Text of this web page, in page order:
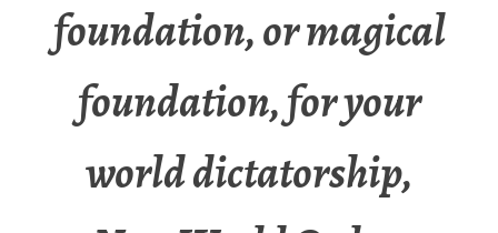
foundation, or magical
foundation, for your
world dictatorship,